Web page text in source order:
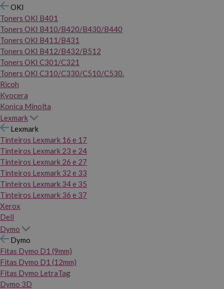
OKI
Toners OKI B401
Toners OKI B410/B420/B430/B440
Toners OKI B411/B431
Toners OKI B412/B432/B512
Toners OKI C301/C321
Toners OKI C310/C330/C510/C530.
Ricoh
Kyocera
Konica Minolta
Lexmark
Lexmark
Tinteiros Lexmark 16 e 17
Tinteiros Lexmark 23 e 24
Tinteiros Lexmark 26 e 27
Tinteiros Lexmark 32 e 33
Tinteiros Lexmark 34 e 35
Tinteiros Lexmark 36 e 37
Xerox
Dell
Dymo
Dymo
Fitas Dymo D1 (9mm)
Fitas Dymo D1 (12mm)
Fitas Dymo LetraTag
Dymo 3D